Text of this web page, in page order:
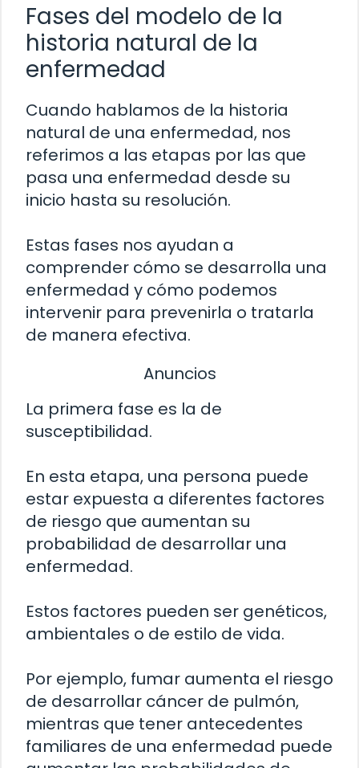
Fases del modelo de la
historia natural de la
enfermedad
Cuando hablamos de la historia
natural de una enfermedad, nos
referimos a las etapas por las que
pasa una enfermedad desde su
inicio hasta su resolución.
Estas fases nos ayudan a
comprender cómo se desarrolla una
enfermedad y cómo podemos
intervenir para prevenirla o tratarla
de manera efectiva.
Anuncios
La primera fase es la de
susceptibilidad.
En esta etapa, una persona puede
estar expuesta a diferentes factores
de riesgo que aumentan su
probabilidad de desarrollar una
enfermedad.
Estos factores pueden ser genéticos,
ambientales o de estilo de vida.
Por ejemplo, fumar aumenta el riesgo
de desarrollar cáncer de pulmón,
mientras que tener antecedentes
familiares de una enfermedad puede